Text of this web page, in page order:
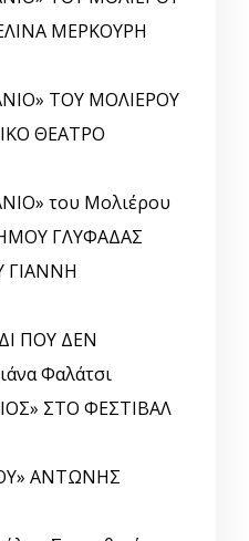
ΜΕΡΚΟΥΡΗ
ΤΟΥ ΜΟΛΙΕΡΟΥ
ΘΕΑΤΡΟ
του Μολιέρου
ΓΛΥΦΑΔΑΣ
ΓΙΑΝΝΗ
ΠΟΥ ΔΕΝ
Φαλάτσι
ΣΤΟ ΦΕΣΤΙΒΑΛ
ΑΝΤΩΝΗΣ